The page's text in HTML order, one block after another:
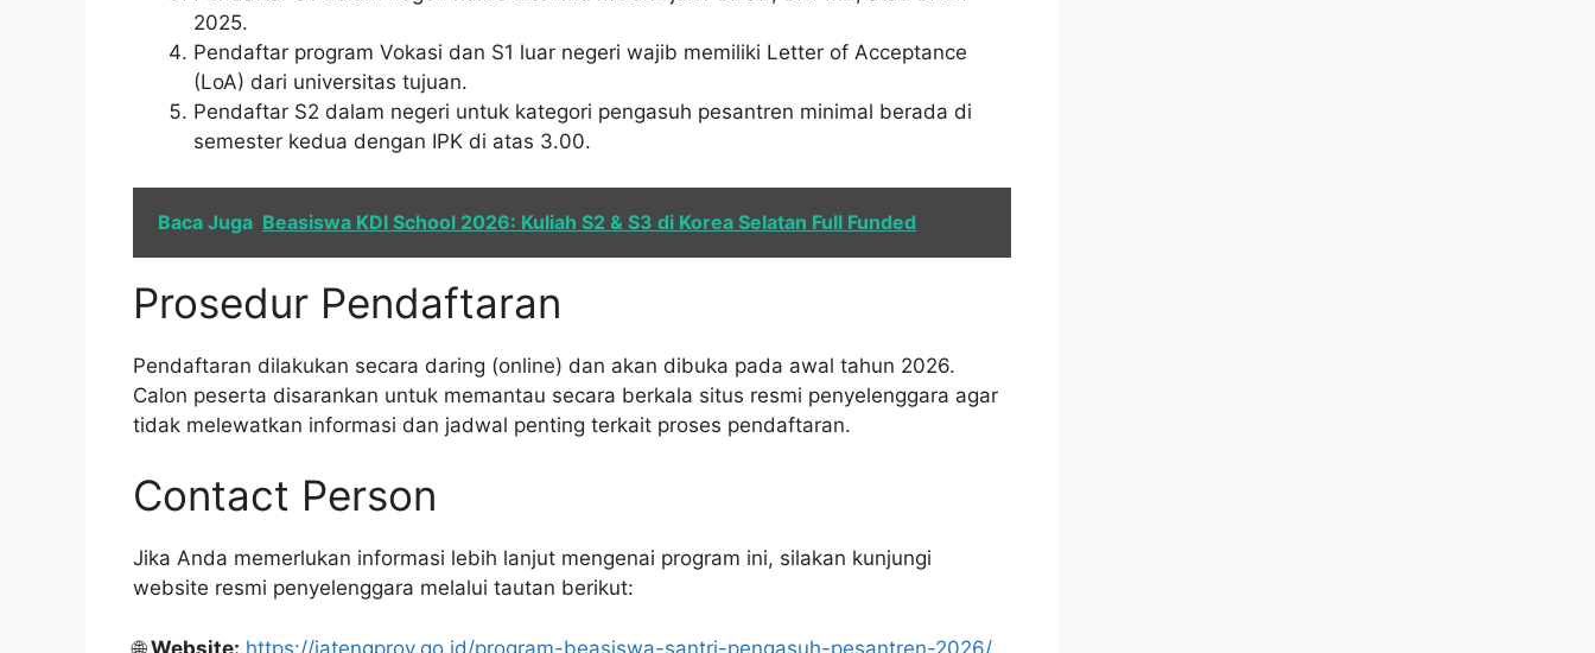
2025.
Pendaftar program Vokasi dan S1 luar negeri wajib memiliki Letter of Acceptance
(LoA) dari universitas tujuan.
Pendaftar S2 dalam negeri untuk kategori pengasuh pesantren minimal berada di
semester kedua dengan IPK di atas 3.00.
Baca Juga Beasiswa KDI School 2026: Kuliah S2 & S3 di Korea Selatan Full Funded
Prosedur Pendaftaran
Pendaftaran dilakukan secara daring (online) dan akan dibuka pada awal tahun 2026.
Calon peserta disarankan untuk memantau secara berkala situs resmi penyelenggara agar
tidak melewatkan informasi dan jadwal penting terkait proses pendaftaran.
Contact Person
Jika Anda memerlukan informasi lebih lanjut mengenai program ini, silakan kunjungi
website resmi penyelenggara melalui tautan berikut:
🌐Website: https://jatengprov.go.id/program-beasiswa-santri-pengasuh-pesantren-2026/